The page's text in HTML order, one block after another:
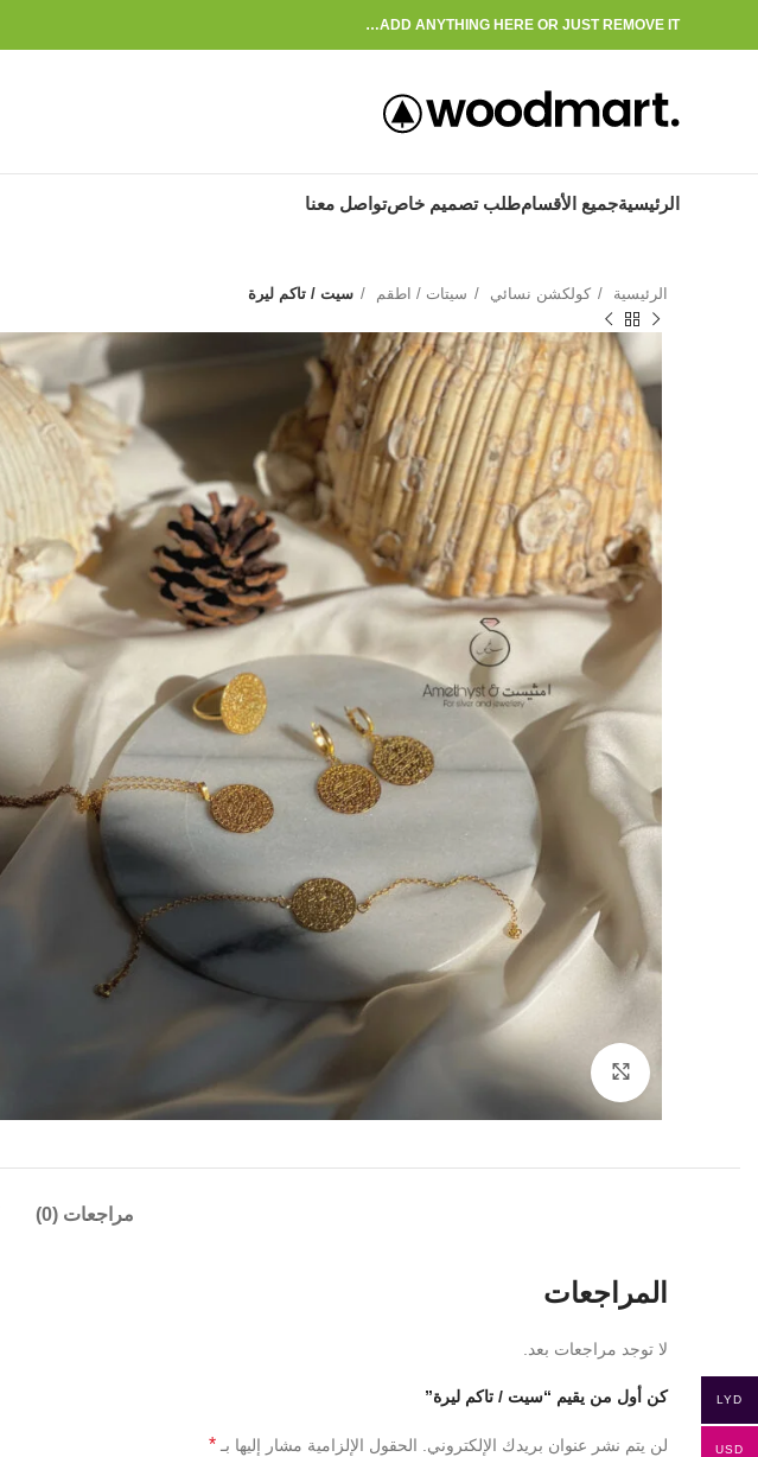
ADD ANYTHING HERE OR JUST REMOVE IT…
الرئيسيةجميع الأقسامطلب تصميم خاصتواصل معنا
الرئيسية كولكشن نسائي سيتات / اطقم سيت / تاكم ليرة
Click to enlarge
مراجعات (0)
المراجعات
لا توجد مراجعات بعد.
كن أول من يقيم “سيت / تاكم ليرة”
لن يتم نشر عنوان بريدك الإلكتروني. الحقول الإلزامية مشار إليها بـ *
LYD
USD